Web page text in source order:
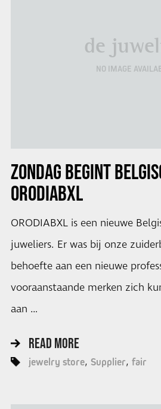
de
NO IMAGE
ZONDAG BEGINT
ORODIABXL
ORODIABXL is een nieuwe
juweliers. Er was bij onze
behoefte aan een nieuwe
vooraanstaande merken zich
aan …
READ MORE
jewelry store Supplier fair